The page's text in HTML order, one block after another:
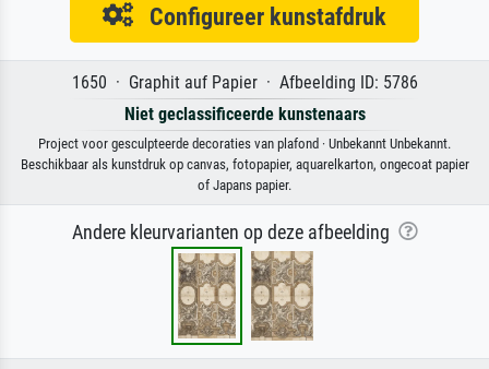
Configureer kunstafdruk
1650 · Graphit auf Papier · Afbeelding ID: 5786
Niet geclassificeerde kunstenaars
Project voor gesculpteerde decoraties van plafond · Unbekannt Unbekannt.
Beschikbaar als kunstdruk op canvas, fotopapier, aquarelkarton, ongecoat papier
of Japans papier.
Andere kleurvarianten op deze afbeelding